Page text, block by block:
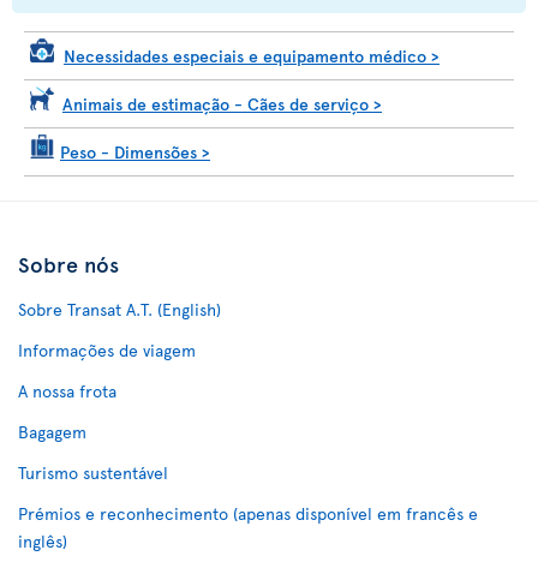
Necessidades especiais e equipamento médico >
Animais de estimação - Cães de serviço >
Peso - Dimensões >
Sobre nós
Sobre Transat A.T. (English)
Informações de viagem
A nossa frota
Bagagem
Turismo sustentável
Prémios e reconhecimento (apenas disponível em francês e
inglês)